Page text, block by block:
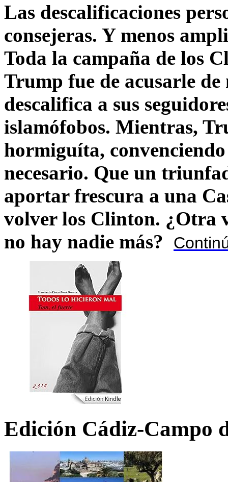
Las descalificaciones
consejeras. Y menos
Toda la campaña de los
Trump fue de acusarle
descalifica a sus
islamófobos. Mientras,
hormiguíta,
necesario. Que un
aportar frescura a una
volver los Clinton. ¿Otra
no hay nadie más?
Edición Cádiz-Campo